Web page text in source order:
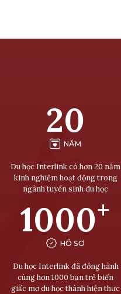
20
NĂM
Du học Interlink có hơn 20 năm
kinh nghiệm hoạt động trong
ngành tuyển sinh du học
1000+
HỒ SƠ
Du học Interlink đã đồng hành
cùng hơn 1000 bạn trẻ biến
giấc mơ du học thành hiện thực